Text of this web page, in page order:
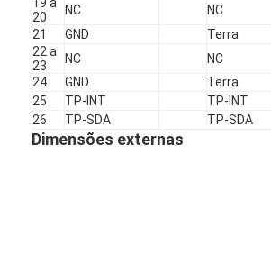
TFT LCD Resistivo touchscreen
Exibição PMoled
Exibição LCD TFT
Exibição LCD TFT RF
20
NC
NC
21
GND
Terra
22 a
23
NC
NC
24
GND
Terra
25
TP-INT
TP-INT
26
TP-SDA
TP-SDA
27
TP-SCL
Dimensões externas